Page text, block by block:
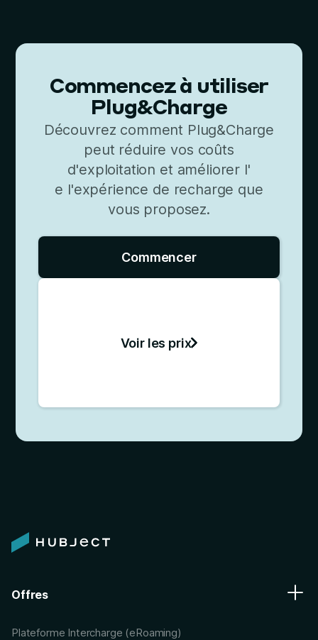
Commencez à utiliser
Plug&Charge
Découvrez comment Plug&Charge
peut réduire vos coûts
d'exploitation et améliorer l'
e l'expérience de recharge que
vous proposez.
Commencer
Voir les prix
Offres
Plateforme Intercharge (eRoaming)